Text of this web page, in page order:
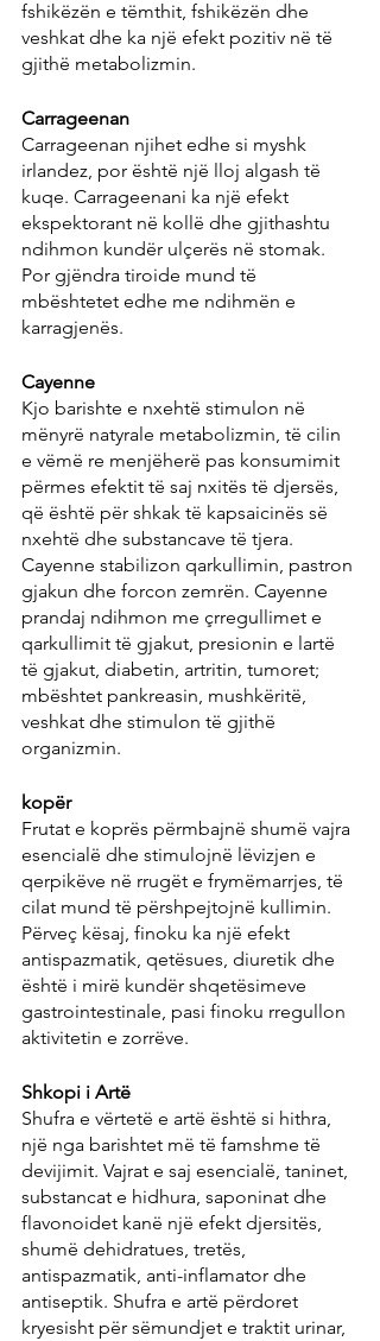
fshikëzën e tëmthit, fshikëzën dhe
veshkat dhe ka një efekt pozitiv në të
gjithë metabolizmin.
Carrageenan
Carrageenan njihet edhe si myshk
irlandez, por është një lloj algash të
kuqe. Carrageenani ka një efekt
ekspektorant në kollë dhe gjithashtu
ndihmon kundër ulçerës në stomak.
Por gjëndra tiroide mund të
mbështetet edhe me ndihmën e
karragjenës.
Cayenne
Kjo barishte e nxehtë stimulon në
mënyrë natyrale metabolizmin, të cilin
e vëmë re menjëherë pas konsumimit
përmes efektit të saj nxitës të djersës,
që është për shkak të kapsaicinës së
nxehtë dhe substancave të tjera.
Cayenne stabilizon qarkullimin, pastron
gjakun dhe forcon zemrën. Cayenne
prandaj ndihmon me çrregullimet e
qarkullimit të gjakut, presionin e lartë
të gjakut, diabetin, artritin, tumoret;
mbështet pankreasin, mushkëritë,
veshkat dhe stimulon të gjithë
organizmin.
kopër
Frutat e koprës përmbajnë shumë vajra
esencialë dhe stimulojnë lëvizjen e
qerpikëve në rrugët e frymëmarrjes, të
cilat mund të përshpejtojnë kullimin.
Përveç kësaj, finoku ka një efekt
antispazmatik, qetësues, diuretik dhe
është i mirë kundër shqetësimeve
gastrointestinale, pasi finoku rregullon
aktivitetin e zorrëve.
Shkopi i Artë
Shufra e vërtetë e artë është si hithra,
një nga barishtet më të famshme të
devijimit. Vajrat e saj esencialë, taninet,
substancat e hidhura, saponinat dhe
flavonoidet kanë një efekt djersitës,
shumë dehidratues, tretës,
antispazmatik, anti-inflamator dhe
antiseptik. Shufra e artë përdoret
kryesisht për sëmundjet e traktit urinar,